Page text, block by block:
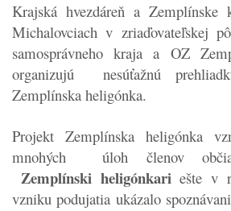
Krajská hvezdáreň a Zemplínske
Michalovciach v zriaďovateľskej
samosprávneho kraja a OZ
organizujú nesúťažnú
Zemplínska heligónka.
Projekt Zemplínska heligónka
mnohých úloh členov
Zemplínski heligónkariešte v
vzniku podujatia ukázalo